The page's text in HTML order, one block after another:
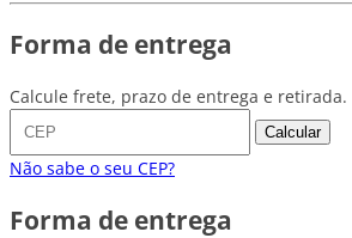
Forma de entrega
Calcule frete, prazo de entrega e retirada.
Calcular
Não sabe o seu CEP?
Forma de entrega